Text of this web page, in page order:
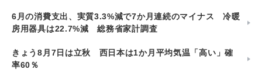
6月の消費支出、実質3.3%減で7か月連続のマイナス 冷暖
房用器具は22.7%減 総務省家計調査
きょう8月7日は立秋 西日本は1か月平均気温「高い」確
率60％